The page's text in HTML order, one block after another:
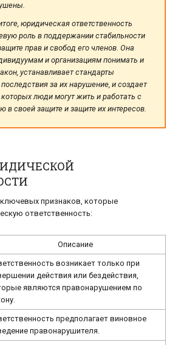
юридическая ответственность
роль в поддержании стабильности
прав и свобод его членов. Она
и организациям понимать и
устанавливает стандарты
за их нарушение, и создает
которых люди могут жить и работать с
в своей защите и защите их интересов.
признаков, которые
ответственность:
Описание
возникает только при
действия или бездействия,
являются правонарушением по
предполагает виновное
правонарушителя.